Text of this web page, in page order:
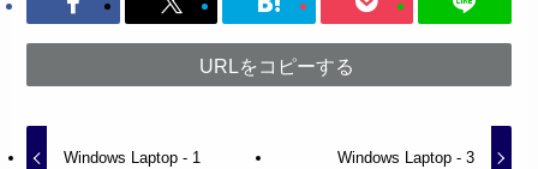
URLをコピーする
Windows Laptop - 1 Windows Laptop - 3